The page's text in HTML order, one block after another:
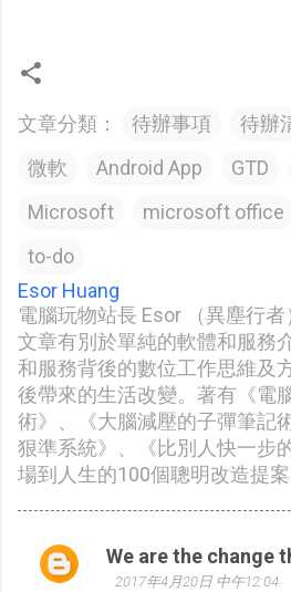
文章分類： 待辦事項 待辦
微軟
Android App GTD
Microsoft
microsoft office
to-do
Esor Huang
電腦玩物站長 Esor （異塵行
文章有別於單純的軟體和服務
和服務背後的數位工作思維及
後帶來的生活改變。著有《電
術》、《大腦減壓的子彈筆記
狠準系統》、《比別人快一步
場到人生的100個聰明改造提案
留
We are the change
2017年4月20日 中午12:04